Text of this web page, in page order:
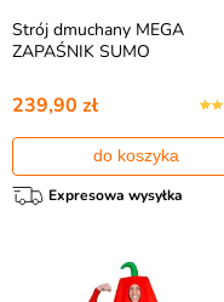
Strój dmuchany MEGA
ZAPAŚNIK SUMO
239,90 zł
do koszyka
Expresowa wysyłka